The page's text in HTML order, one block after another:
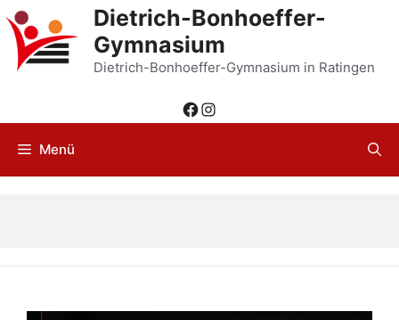
Zum
Inhalt
springen
Dietrich-Bonhoeffer-
Gymnasium
Dietrich-Bonhoeffer-Gymnasium in Ratingen
Facebook
Instagram
Menü